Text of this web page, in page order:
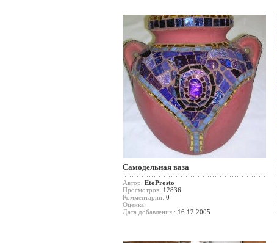
Самодельная ваза
Автор: EtoProsto
Просмотров: 12836
Комментарии: 0
Оценка:
Дата добавления : 16.12.2005